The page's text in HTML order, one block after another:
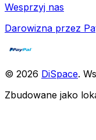
Wesprzyj nas
Darowizna przez
© 2026 DiSpace.
Zbudowane jako